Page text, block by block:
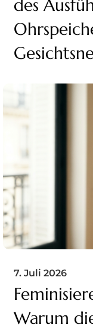
des
7. Juli 2026
Warum